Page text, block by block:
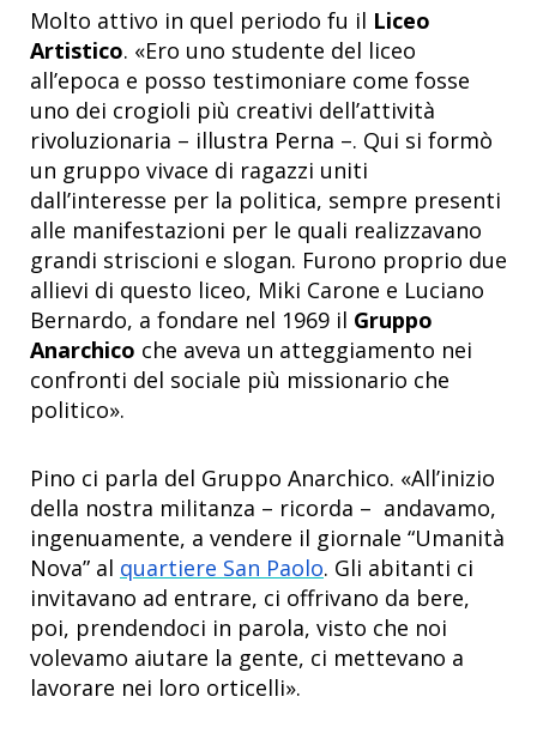
Molto attivo in quel periodo fu il Liceo
Artistico. «Ero uno studente del liceo
all’epoca e posso testimoniare come fosse
uno dei crogioli più creativi dell’attività
rivoluzionaria – illustra Perna –. Qui si formò
un gruppo vivace di ragazzi uniti
dall’interesse per la politica, sempre presenti
alle manifestazioni per le quali realizzavano
grandi striscioni e slogan. Furono proprio due
allievi di questo liceo, Miki Carone e Luciano
Bernardo, a fondare nel 1969 il Gruppo
Anarchico che aveva un atteggiamento nei
confronti del sociale più missionario che
politico».
Pino ci parla del Gruppo Anarchico. «All’inizio
della nostra militanza – ricorda – andavamo,
ingenuamente, a vendere il giornale “Umanità
Nova” al quartiere San Paolo. Gli abitanti ci
invitavano ad entrare, ci offrivano da bere,
poi, prendendoci in parola, visto che noi
volevamo aiutare la gente, ci mettevano a
lavorare nei loro orticelli».